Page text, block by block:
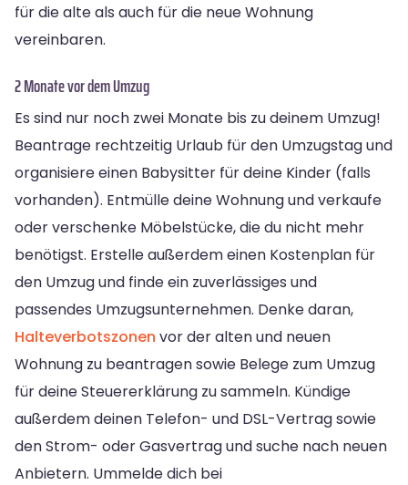
für die alte als auch für die neue Wohnung
vereinbaren.
2 Monate vor dem Umzug
Es sind nur noch zwei Monate bis zu deinem Umzug!
Beantrage rechtzeitig Urlaub für den Umzugstag und
organisiere einen Babysitter für deine Kinder (falls
vorhanden). Entmülle deine Wohnung und verkaufe
oder verschenke Möbelstücke, die du nicht mehr
benötigst. Erstelle außerdem einen Kostenplan für
den Umzug und finde ein zuverlässiges und
passendes Umzugsunternehmen. Denke daran,
Halteverbotszonen vor der alten und neuen
Wohnung zu beantragen sowie Belege zum Umzug
für deine Steuererklärung zu sammeln. Kündige
außerdem deinen Telefon- und DSL-Vertrag sowie
den Strom- oder Gasvertrag und suche nach neuen
Anbietern. Ummelde dich bei